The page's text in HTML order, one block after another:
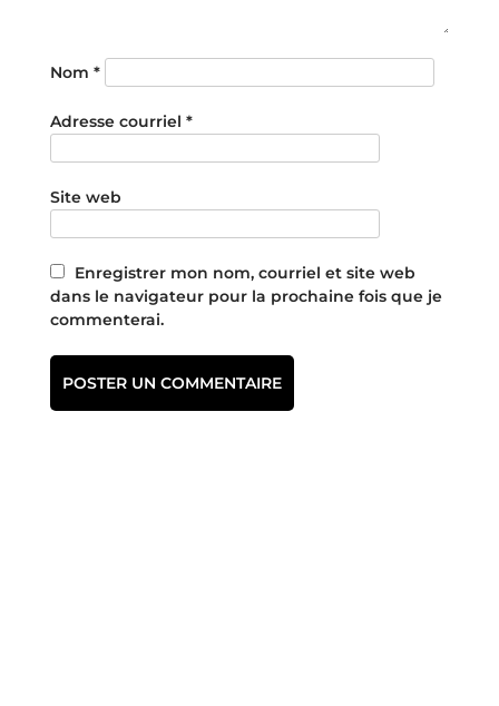
Nom *
Adresse courriel *
Site web
Enregistrer mon nom, courriel et site web
dans le navigateur pour la prochaine fois que je
commenterai.